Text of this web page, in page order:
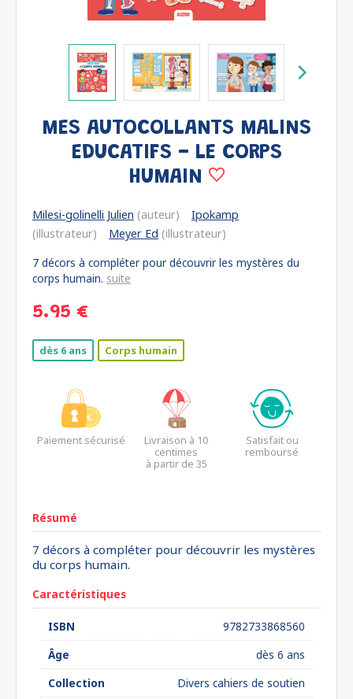
MES AUTOCOLLANTS MALINS
EDUCATIFS - LE CORPS
HUMAIN
Milesi-golinelli Julien (auteur)
Ipokamp
(illustrateur)
Meyer Ed (illustrateur)
7 décors à compléter pour découvrir les mystères du
corps humain. suite
5.95 €
dès 6 ans Corps humain
Paiement sécurisé
Livraison à 10
centimes
à partir de 35
Satisfait ou
remboursé
Résumé
7 décors à compléter pour découvrir les mystères
du corps humain.
Caractéristiques
ISBN
9782733868560
Âge
dès 6 ans
Collection
Divers cahiers de soutien